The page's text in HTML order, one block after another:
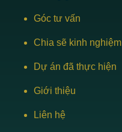
Góc tư vấn
Chia sẽ kinh nghiệm
Dự án đã thực hiện
Giới thiệu
Liên hệ